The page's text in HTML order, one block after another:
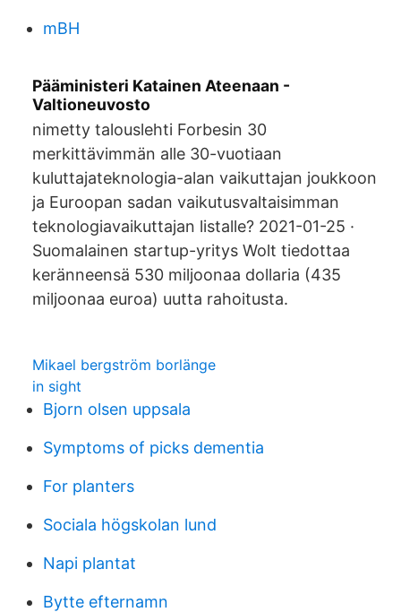
mBH
Pääministeri Katainen Ateenaan -
Valtioneuvosto
nimetty talouslehti Forbesin 30
merkittävimmän alle 30-vuotiaan
kuluttajateknologia-alan vaikuttajan joukkoon
ja Euroopan sadan vaikutusvaltaisimman
teknologiavaikuttajan listalle? 2021-01-25 ·
Suomalainen startup-yritys Wolt tiedottaa
keränneensä 530 miljoonaa dollaria (435
miljoonaa euroa) uutta rahoitusta.
Mikael bergström borlänge
in sight
Bjorn olsen uppsala
Symptoms of picks dementia
For planters
Sociala högskolan lund
Napi plantat
Bytte efternamn